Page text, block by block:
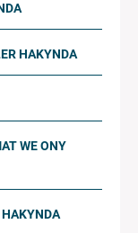
HAKYNDA
WE ONY